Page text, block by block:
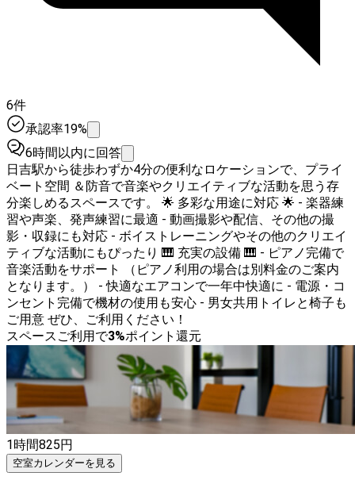
6件
承認率19%
6時間以内に回答
日吉駅から徒歩わずか4分の便利なロケーションで、プライ
ベート空間 ＆防音で音楽やクリエイティブな活動を思う存
分楽しめるスペースです。 🌟 多彩な用途に対応 🌟 - 楽器練
習や声楽、発声練習に最適 - 動画撮影や配信、その他の撮
影・収録にも対応 - ボイストレーニングやその他のクリエイ
ティブな活動にもぴったり 🎹 充実の設備 🎹 - ピアノ完備で
音楽活動をサポート （ピアノ利用の場合は別料金のご案内
となります。） - 快適なエアコンで一年中快適に - 電源・コ
ンセント完備で機材の使用も安心 - 男女共用トイレと椅子も
ご用意 ぜひ、ご利用ください！
スペースご利用で3%ポイント還元
1時間825円
空室カレンダーを見る